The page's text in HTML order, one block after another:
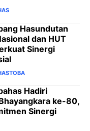
Hasundutan
dan HUT
Sinergi
TOBA
Hadiri
ke-80,
Sinergi